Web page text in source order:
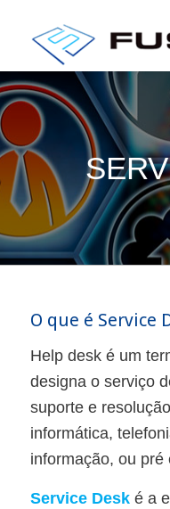
O que é Service
Help desk é um
designa o serviço
suporte e
informática,
informação, ou pré
Service Deské a